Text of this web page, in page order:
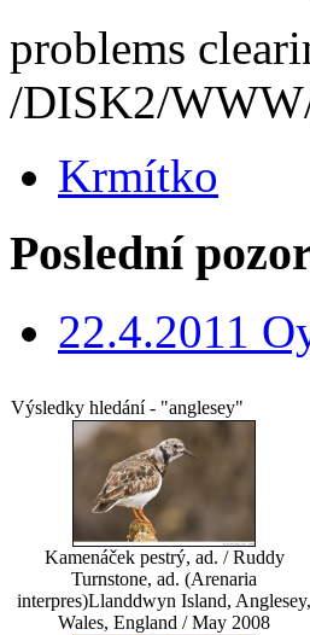
problems
/DISK2/
Krmítko
Poslední
22.4.2011
Výsledky hledání - "anglesey"
Kamenáček pestrý, ad. / Ruddy
Turnstone, ad. (Arenaria
interpres)Llanddwyn Island, Anglesey,
Wales, England / May 2008